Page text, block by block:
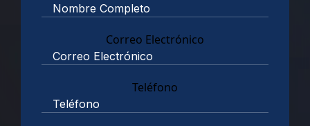
Correo Electrónico
Teléfono